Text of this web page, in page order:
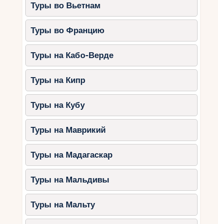
Туры во Вьетнам
Туры во Францию
Туры на Кабо-Верде
Туры на Кипр
Туры на Кубу
Туры на Маврикий
Туры на Мадагаскар
Туры на Мальдивы
Туры на Мальту